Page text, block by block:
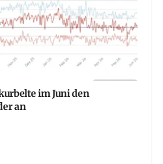
im Juni den
an